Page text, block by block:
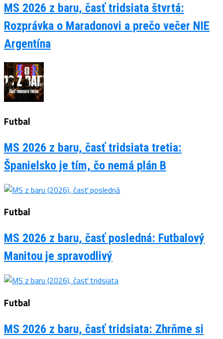
MS 2026 z baru, časť tridsiata štvrtá:
Rozprávka o Maradonovi a prečo večer NIE
Argentína
Futbal
MS 2026 z baru, časť tridsiata tretia:
Španielsko je tím, čo nemá plán B
Futbal
MS 2026 z baru, časť posledná: Futbalový
Manitou je spravodlivý
Futbal
MS 2026 z baru, časť tridsiata: Zhrňme si